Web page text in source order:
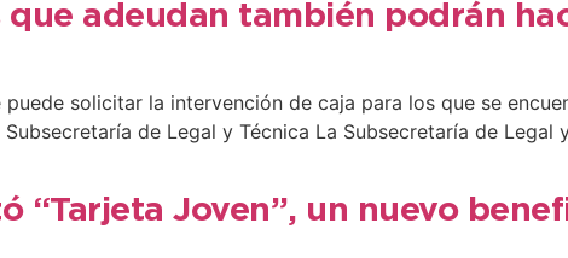
que adeudan también podrán
solicitar la intervención de caja para los que se
de Legal y Técnica La Subsecretaría de
“Tarjeta Joven”, un nuevo